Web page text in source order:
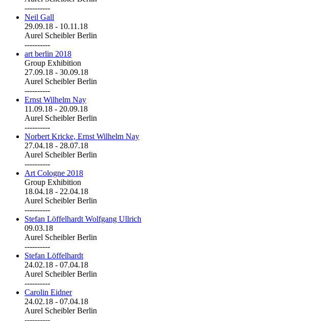
----------
Neil Gall
29.09.18 - 10.11.18
Aurel Scheibler Berlin
----------
art berlin 2018
Group Exhibition
27.09.18 - 30.09.18
Aurel Scheibler Berlin
----------
Ernst Wilhelm Nay
11.09.18 - 20.09.18
Aurel Scheibler Berlin
----------
Norbert Kricke, Ernst Wilhelm Nay
27.04.18 - 28.07.18
Aurel Scheibler Berlin
----------
Art Cologne 2018
Group Exhibition
18.04.18 - 22.04.18
Aurel Scheibler Berlin
----------
Stefan Löffelhardt Wolfgang Ullrich
09.03.18
Aurel Scheibler Berlin
----------
Stefan Löffelhardt
24.02.18 - 07.04.18
Aurel Scheibler Berlin
----------
Carolin Eidner
24.02.18 - 07.04.18
Aurel Scheibler Berlin